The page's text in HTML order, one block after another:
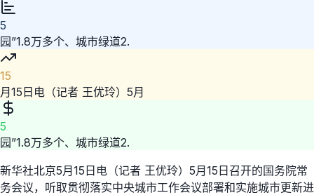
5
园”1.8万多个、城市绿道2.
15
月15日电（记者 王优玲）5月
5
园”1.8万多个、城市绿道2.
新华社北京5月15日电（记者 王优玲）5月15日召开的国务院常
务会议，听取贯彻落实中央城市工作会议部署和实施城市更新进